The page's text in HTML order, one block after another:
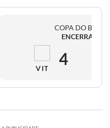
COPA DO
ENCERRADO
VIT 4